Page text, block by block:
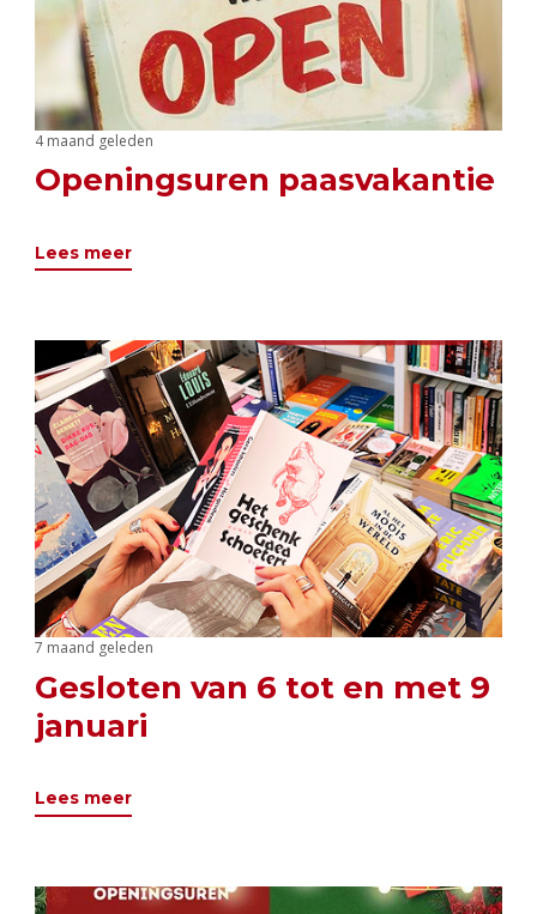
4 maand geleden
Openingsuren paasvakantie
Lees meer
7 maand geleden
Gesloten van 6 tot en met 9
januari
Lees meer